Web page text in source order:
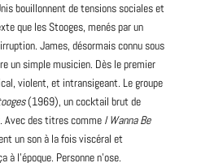
bouillonnent de tensions sociales et
que les Stooges, menés par un
James, désormais connu sous
un simple musicien. Dès le premier
violent, et intransigeant. Legroupe
(1969), un cocktail brut de
Avec des titres comme I Wanna Be
un son à la fois viscéral et
l’époque. Personne n’ose.